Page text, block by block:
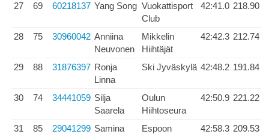
27 69 60218137 Yang Song Vuokattisport
Club
42:41.0 218.90
28 75 30960042 Anniina
Neuvonen
Mikkelin
Hiihtäjät
42:42.3 212.74
29 88 31876397 Ronja
Linna
Ski Jyväskylä 42:48.2 191.84
30 74 34441059 Silja
Saarela
Oulun
Hiihtoseura
42:50.9 221.22
31 85 29041299 Samina
Espoon
42:58.3 209.53